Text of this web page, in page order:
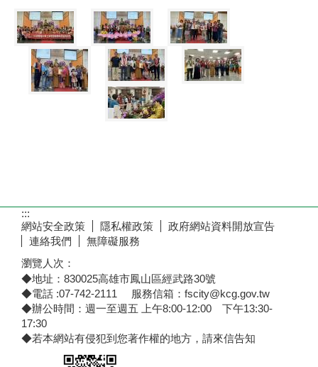
:::
網站安全政策
隱私權政策
政府網站資料開放宣告
連絡我們
無障礙服務
瀏覽人次：
◆地址：830025高雄市鳳山區經武路30號
◆電話 :07-742-2111 服務信箱：fscity@kcg.gov.tw
◆辦公時間：週一至週五 上午8:00-12:00 下午13:30-
17:30
◆若本網站有侵犯到您著作權的地方，請來信告知